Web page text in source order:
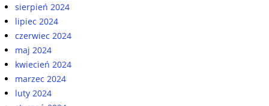
sierpień 2024
lipiec 2024
czerwiec 2024
maj 2024
kwiecień 2024
marzec 2024
luty 2024